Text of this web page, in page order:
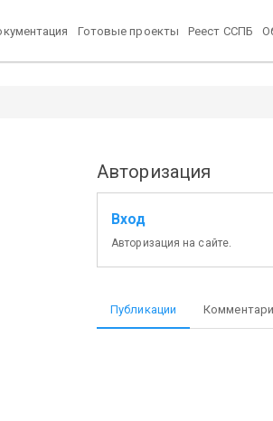
Готовые проекты Реест ССПБ
Авторизация
Вход
Авторизация на сайте.
Публикации